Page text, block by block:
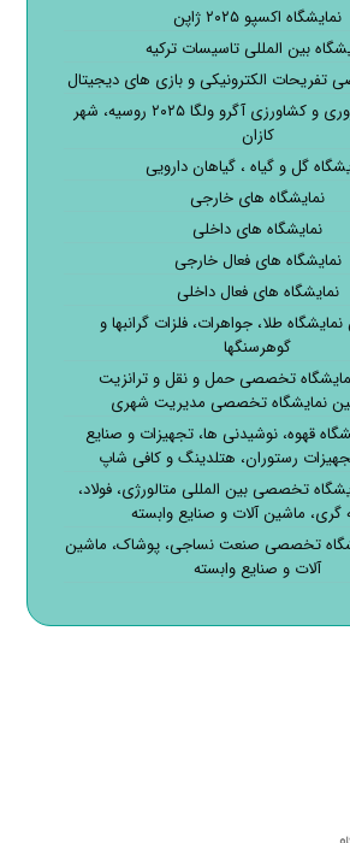
نمایشگاه اکسپو ۲۰۲۵ ژاپن
بین المللی تاسیسات ترکیه
تفریحات الکترونیکی و بازی های دیجیتال
نمایشگاه دامپروری و کشاورزی آگرو ولگا ۲۰۲۵ روسیه، شهر
کازان
گل و گیاه ، گیاهان دارویی
نمایشگاه های خارجی
نمایشگاه های داخلی
نمایشگاه های فعال خارجی
نمایشگاه های فعال داخلی
طلا، جواهرات، فلزات گرانبها و
گوهرسنگها
تخصصی حمل و نقل و ترانزیت
نمایشگاه تخصصی مدیریت شهری
قهوه، نوشیدنی ها، تجهیزات و صنایع
رستوران، هتلدینگ و کافی شاپ
تخصصی بین المللی متالورژی، فولاد،
گری، ماشین آلات و صنایع وابسته
تخصصی صنعت نساجی، پوشاک، ماشین
آلات و صنایع وابسته